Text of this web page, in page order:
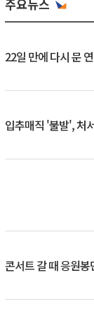
주요뉴스
22일 만에 다시 문
입추매직 '불발', 처
콘서트 갈 때 응원